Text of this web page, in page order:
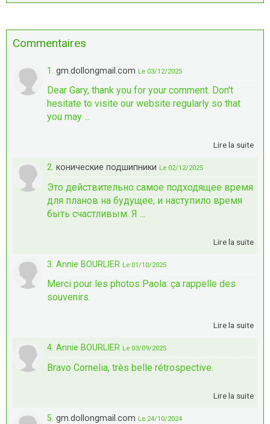
Commentaires
1. gm.dollongmail.com Le 03/12/2025
Dear Gary, thank you for your comment. Don't
hesitate to visite our website regularly so that
you may ...
Lire la suite
2. конические подшипники Le 02/12/2025
Это действительно самое подходящее время
для планов на будущее, и наступило время
быть счастливым. Я ...
Lire la suite
3. Annie BOURLIER Le 01/10/2025
Merci pour les photos Paola. ça rappelle des
souvenirs.
Lire la suite
4. Annie BOURLIER Le 03/09/2025
Bravo Cornelia, très belle rétrospective.
Lire la suite
5. gm.dollongmail.com Le 24/10/2024